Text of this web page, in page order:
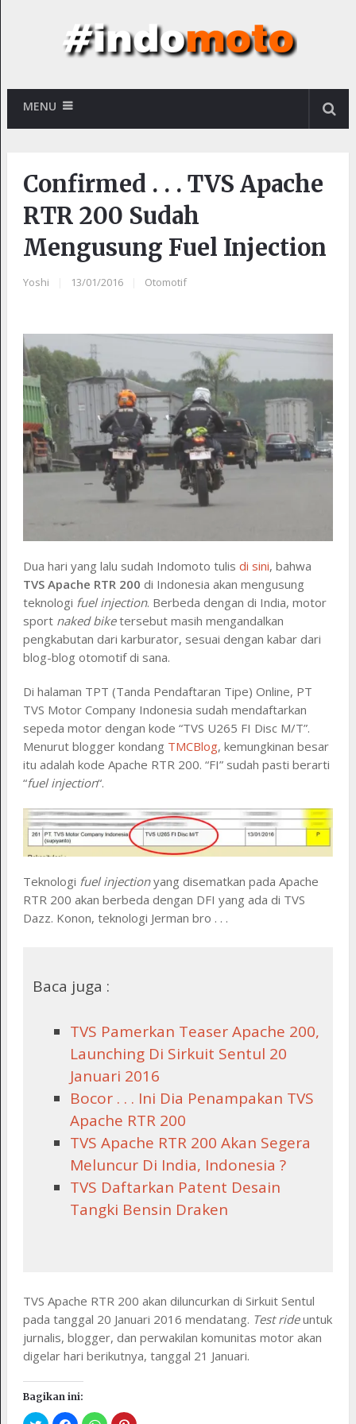
MENU
Confirmed . . . TVS Apache
RTR 200 Sudah
Mengusung Fuel Injection
Yoshi 13/01/2016 Otomotif
Dua hari yang lalu sudah Indomoto tulis di sini, bahwa
TVS Apache RTR 200 di Indonesia akan mengusung
teknologi fuel injection. Berbeda dengan di India, motor
sport naked biketersebut masih mengandalkan
pengkabutan dari karburator, sesuai dengan kabar dari
blog-blog otomotif di sana.
Di halaman TPT (Tanda Pendaftaran Tipe) Online, PT
TVS Motor Company Indonesia sudah mendaftarkan
sepeda motor dengan kode “TVS U265 FI Disc M/T”.
Menurut blogger kondang TMCBlog, kemungkinan besar
itu adalah kode Apache RTR 200. “FI” sudah pasti berarti
“fuel injection“.
Teknologi fuel injectionyang disematkan pada Apache
RTR 200 akan berbeda dengan DFI yang ada di TVS
Dazz. Konon, teknologi Jerman bro . . .
Baca juga :
TVS Pamerkan Teaser Apache 200,
Launching Di Sirkuit Sentul 20
Januari 2016
Bocor . . . Ini Dia Penampakan TVS
Apache RTR 200
TVS Apache RTR 200 Akan Segera
Meluncur Di India, Indonesia ?
TVS Daftarkan Patent Desain
Tangki Bensin Draken
TVS Apache RTR 200 akan diluncurkan di Sirkuit Sentul
pada tanggal 20 Januari 2016 mendatang. Test rideuntuk
jurnalis, blogger, dan perwakilan komunitas motor akan
digelar hari berikutnya, tanggal 21 Januari.
Bagikan ini: